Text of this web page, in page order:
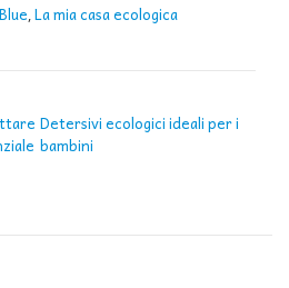
La mia casa ecologica
Detersivi ecologici ideali per i
bambini